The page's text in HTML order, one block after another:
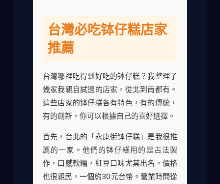
台灣必吃钵仔糕店家
推薦
台灣哪裡吃得到好吃的钵仔糕？我整理了
幾家我親自試過的店家，從北到南都有。
這些店家的钵仔糕各有特色，有的傳統，
有的創新，你可以根據自己的喜好選擇。
首先，台北的「永康街钵仔糕」是我很推
薦的一家。他們的钵仔糕用的是古法製
作，口感軟糯，紅豆口味尤其出名。價格
也很親民，一個約30元台幣。營業時間從